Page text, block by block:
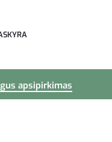
apsipirkimas